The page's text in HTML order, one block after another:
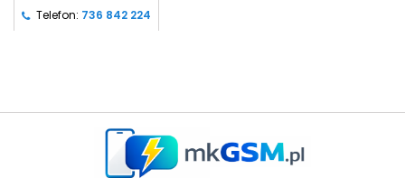
Telefon: 736 842 224